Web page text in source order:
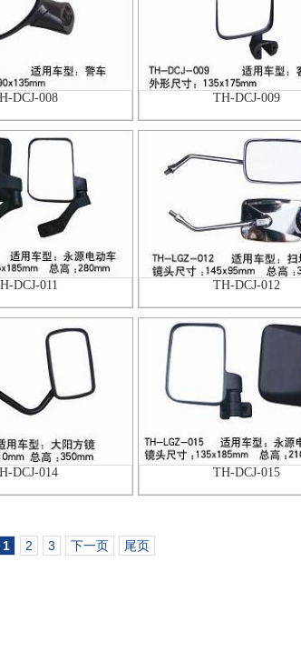
DCJ-008 TH-DCJ-009
DCJ-011 TH-DCJ-012
DCJ-014 TH-DCJ-015
1 2 3 下一页 尾页